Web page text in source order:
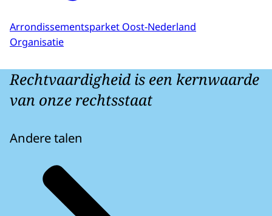
Arrondissementsparket Oost-Nederland
Organisatie
Rechtvaardigheid is een kernwaarde
van onze rechtsstaat
Andere talen